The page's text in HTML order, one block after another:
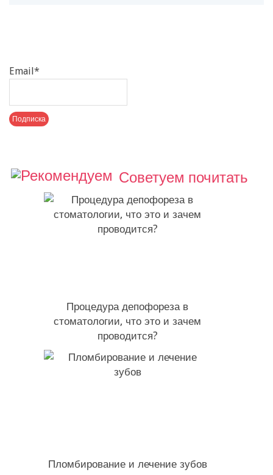
Email*
Советуем почитать
Процедура депофореза в
стоматологии, что это и зачем
проводится?
Пломбирование и лечение зубов